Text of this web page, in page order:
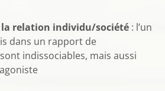
la relation individu/société : l’un
dans un rapport de
indissociables, mais aussi